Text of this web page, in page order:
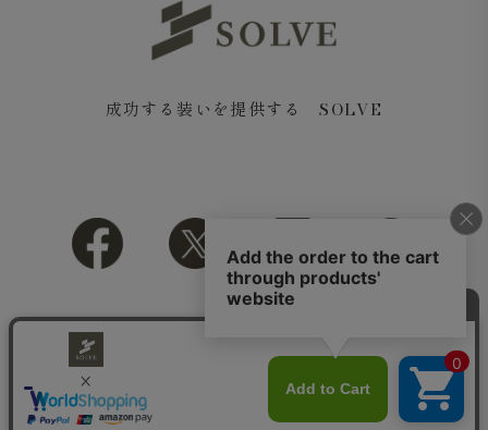
Journey Coverall Jacket スーピマコットン デニム ホワ
Journey 5-Pocket Pants スーピマコットン デニム ホワ
成功する装いを提供する SOLVE